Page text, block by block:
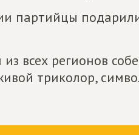
партийцы
всех регионов
триколор,